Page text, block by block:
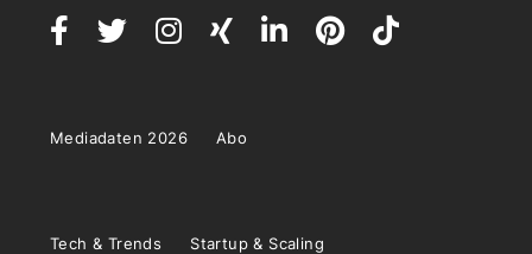
Mediadaten 2026 Abo
Tech & Trends Startup & Scaling